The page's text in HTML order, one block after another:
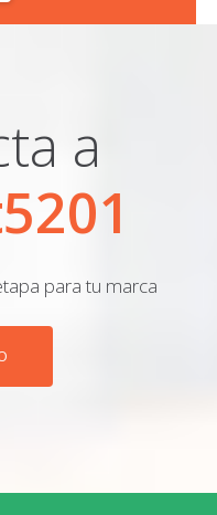
a
para tu marca